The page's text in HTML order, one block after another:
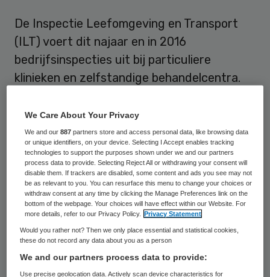
De Inspectie Leefomgeving en Transport
(ILT) voert dit najaar en in 2016
bedrijfsinspecties uit bij particuliere
klinieken en zelfstandige behandelcentra.
wetgeving voor het vervoer van gevaarlijke
stoffen over land. De ILT wil op deze manier
samen met de betrokkenen een veilig
vervoer van gevaarlijke stoffen bevorderen.
In de periode van 2012 tot en met 2014
heeft de ILT in twee fasen bij alle algemene
ziekenhuizen in Nederland een
bedrijfsinspectie uitgevoerd. De ILT
constateerde dat destijds de wettelijke
We Care About Your Privacy
We and our887 partners store and access personal data, like browsing data
or unique identifiers, on your device. Selecting I Accept enables tracking
technologies to support the purposes shown under we and our partners
process data to provide. Selecting Reject All or withdrawing your consent will
disable them. If trackers are disabled, some content and ads you see may not
be as relevant to you. You can resurface this menu to change your choices or
withdraw consent at any time by clicking the Manage Preferences link on the
bottom of the webpage. Your choices will have effect within our Website. For
more details, refer to our Privacy Policy.
Privacy Statement
Would you rather not? Then we only place essential and statistical cookies,
these do not record any data about you as a person
We and our partners process data to provide:
Use precise geolocation data. Actively scan device characteristics for